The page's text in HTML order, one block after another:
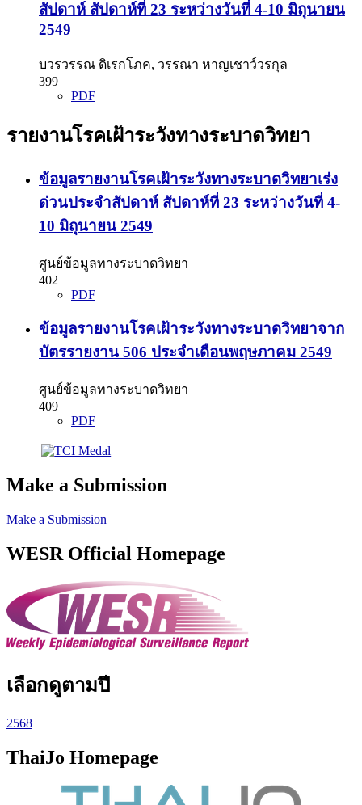
สัปดาห์ สัปดาห์ที่ 23 ระหว่างวันที่ 4-10 มิถุนายน
2549
บวรวรรณ ดิเรกโภค, วรรณา หาญเชาว์วรกุล
399
PDF
รายงานโรคเฝ้าระวังทางระบาดวิทยา
ข้อมูลรายงานโรคเฝ้าระวังทางระบาดวิทยาเร่ง
ด่วนประจำสัปดาห์ สัปดาห์ที่ 23 ระหว่างวันที่ 4-
10 มิถุนายน 2549
ศูนย์ข้อมูลทางระบาดวิทยา
402
PDF
ข้อมูลรายงานโรคเฝ้าระวังทางระบาดวิทยาจาก
บัตรรายงาน 506 ประจำเดือนพฤษภาคม 2549
ศูนย์ข้อมูลทางระบาดวิทยา
409
PDF
Make a Submission
Make a Submission
WESR Official Homepage
เลือกดูตามปี
2568
ThaiJo Homepage